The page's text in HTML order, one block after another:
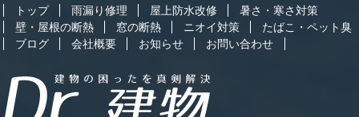
トップ 雨漏り修理 屋上防水改修
暑さ・寒さ対策
壁・屋根の断熱
窓の断熱 ニオイ対策
たばこ・ペット臭
ブログ
会社概要 お知らせ お問い合わせ